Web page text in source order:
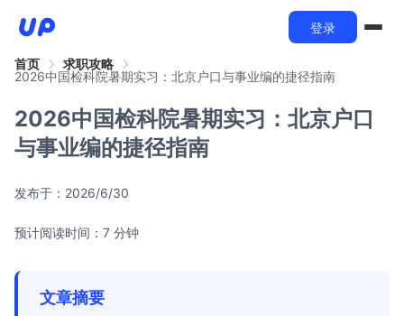
登录
首页
求职攻略
2026中国检科院暑期实习：北京户口与事业编的捷径指南
2026中国检科院暑期实习：北京户口
与事业编的捷径指南
发布于： 2026/6/30
预计阅读时间：7 分钟
文章摘要